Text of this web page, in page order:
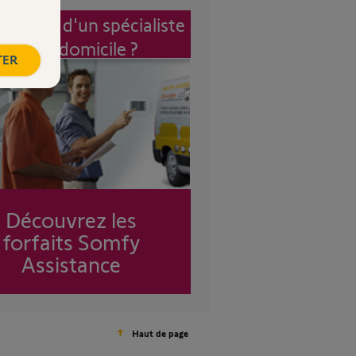
d'un spécialiste
à mon domicile ?
Découvrez les
forfaits Somfy
Assistance
Haut de page